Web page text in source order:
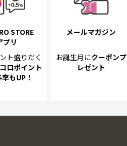
STORE
プリ
ト盛りだく
ロポイント
もUP！
メールマガジン
お誕生月にクーポンプ
レゼント